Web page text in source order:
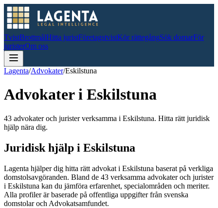
TvistBrottmålHitta juristFöretagstvistKör rättegångSök domarFör
juristerOm oss
Lagenta/Advokater/Eskilstuna
Advokater i Eskilstuna
43 advokater och jurister verksamma i Eskilstuna. Hitta rätt juridisk
hjälp nära dig.
Juridisk hjälp i Eskilstuna
Lagenta hjälper dig hitta rätt advokat i Eskilstuna baserat på verkliga
domstolsavgöranden. Bland de 43 verksamma advokater och jurister
i Eskilstuna kan du jämföra erfarenhet, specialområden och meriter.
Alla profiler är baserade på offentliga uppgifter från svenska
domstolar och Advokatsamfundet.